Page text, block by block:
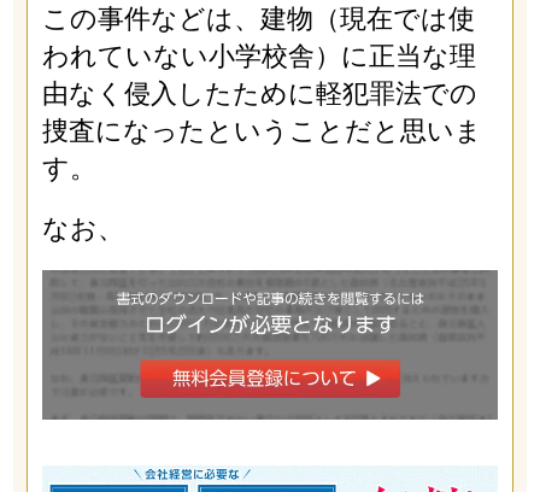
この事件などは、建物（現在では使
われていない小学校舎）に正当な理
由なく侵入したために軽犯罪法での
捜査になったということだと思いま
す。
なお、